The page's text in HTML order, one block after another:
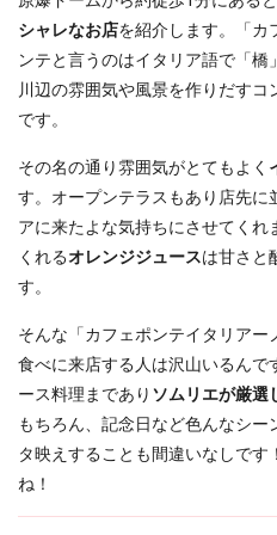
シャレなお店を紹介します。「カ
ンテと言うのはイタリア語で「橋
川辺の雰囲気や風景を作りだす
です。
その名の通り雰囲気がとてもよく
す。オープンテラスもあり店先に
アに来たよな気持ちにさせてく
くれるオレンジジュースは甘さと
す。
そんな「カフェポンテイタリア
食べに来店する人は沢山いるん
ース料理まであり ソムリエが厳選
もちろん、記念日など色んなシ
タ映えすることも間違いなしで
ね！